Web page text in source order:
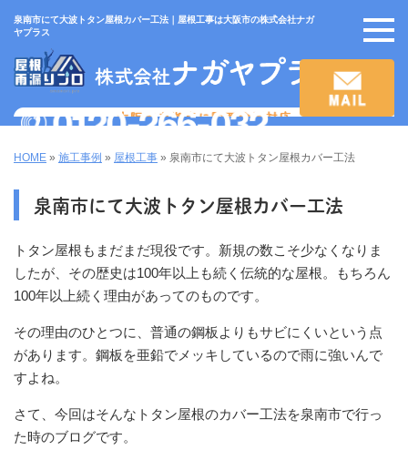
泉南市にて大波トタン屋根カバー工法｜屋根工事は大阪市の株式会社ナガ
ヤプラス
HOME » 施工事例 » 屋根工事 » 泉南市にて大波トタン屋根カバー工法
泉南市にて大波トタン屋根カバー工法
トタン屋根もまだまだ現役です。新規の数こそ少なくなりま
したが、その歴史は100年以上も続く伝統的な屋根。もちろん
100年以上続く理由があってのものです。
その理由のひとつに、普通の鋼板よりもサビにくいという点
があります。鋼板を亜鉛でメッキしているので雨に強いんで
すよね。
さて、今回はそんなトタン屋根のカバー工法を泉南市で行っ
た時のブログです。